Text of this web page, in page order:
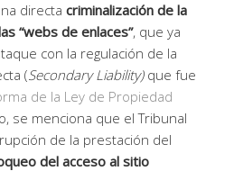
directa criminalización de la
“webs de enlaces”, que ya
con la regulación de la
(Secondary Liability) que fue
de la Ley de Propiedad
se menciona que el Tribunal
de la prestación del
del acceso al sitio